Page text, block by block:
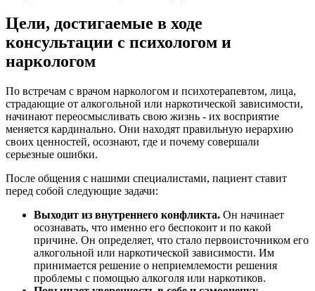
Цели, достигаемые в ходе
консультации с психологом и
наркологом
По встречам с врачом наркологом и психотерапевтом, лица,
страдающие от алкогольной или наркотической зависимости,
начинают переосмысливать свою жизнь - их восприятие
меняется кардинально. Они находят правильную иерархию
своих ценностей, осознают, где и почему совершали
серьезные ошибки.
После общения с нашими специалистами, пациент ставит
перед собой следующие задачи:
Выходит из внутреннего конфликта. Он начинает
осознавать, что именно его беспокоит и по какой
причине. Он определяет, что стало первоисточником его
алкогольной или наркотической зависимости. Им
принимается решение о неприемлемости решения
проблемы с помощью алкоголя или наркотиков.